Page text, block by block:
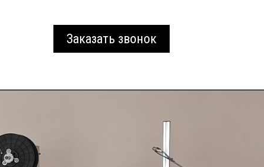
Заказать звонок